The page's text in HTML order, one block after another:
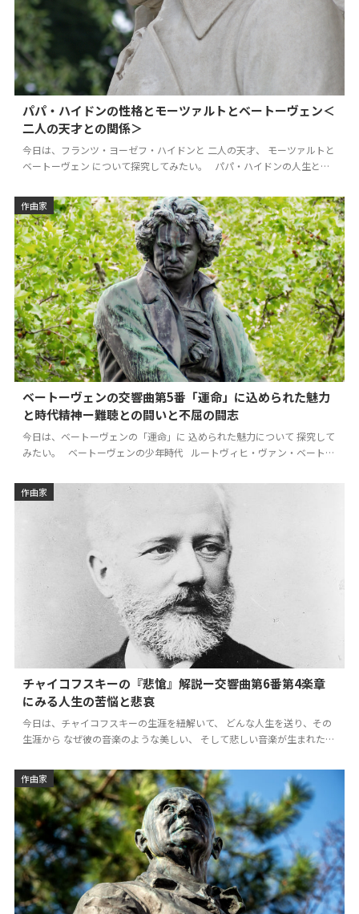
パパ・ハイドンの性格とモーツァルトとベートーヴェン＜
二人の天才との関係＞
今日は、フランツ・ヨーゼフ・ハイドンと 二人の天才、 モーツァルトと
ベートーヴェン について探究してみたい。 パパ・ハイドンの人生と性
作曲家
ベートーヴェンの交響曲第5番「運命」に込められた魅力
と時代精神ー難聴との闘いと不屈の闘志
今日は、ベートーヴェンの「運命」に 込められた魅力について 探究して
みたい。 ベートーヴェンの少年時代 ルートヴィヒ・ヴァン・ベートー
作曲家
チャイコフスキーの『悲愴』解説ー交響曲第6番第4楽章
にみる人生の苦悩と悲哀
今日は、チャイコフスキーの生涯を紐解いて、 どんな人生を送り、その
生涯から なぜ彼の音楽のような美しい、 そして悲しい音楽が生まれたの
作曲家